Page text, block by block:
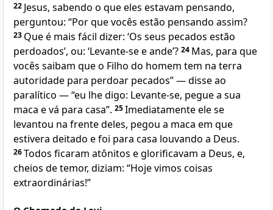
22 Jesus, sabendo o que eles estavam pensando,
perguntou: “Por que vocês estão pensando assim?
23 Que é mais fácil dizer: ‘Os seus pecados estão
perdoados’, ou: ‘Levante-se e ande’? 24 Mas, para que
vocês saibam que o Filho do homem tem na terra
autoridade para perdoar pecados” — disse ao
paralítico — “eu lhe digo: Levante-se, pegue a sua
maca e vá para casa”. 25Imediatamente ele se
levantou na frente deles, pegou a maca em que
estivera deitado e foi para casa louvando a Deus.
26Todos ficaram atônitos e glorificavam a Deus, e,
cheios de temor, diziam: “Hoje vimos coisas
extraordinárias!”